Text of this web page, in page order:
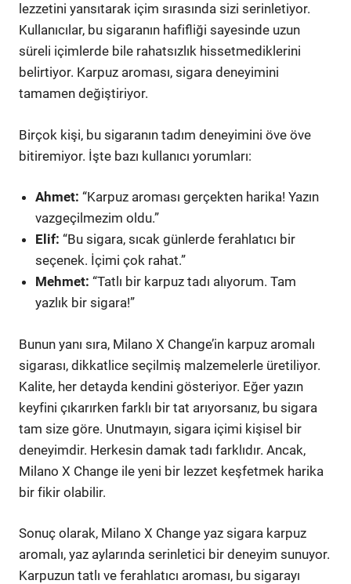
lezzetini yansıtarak içim sırasında sizi serinletiyor.
Kullanıcılar, bu sigaranın hafifliği sayesinde uzun
süreli içimlerde bile rahatsızlık hissetmediklerini
belirtiyor. Karpuz aroması, sigara deneyimini
tamamen değiştiriyor.
Birçok kişi, bu sigaranın tadım deneyimini öve öve
bitiremiyor. İşte bazı kullanıcı yorumları:
Ahmet: “Karpuz aroması gerçekten harika! Yazın
vazgeçilmezim oldu.”
Elif: “Bu sigara, sıcak günlerde ferahlatıcı bir
seçenek. İçimi çok rahat.”
Mehmet: “Tatlı bir karpuz tadı alıyorum. Tam
yazlık bir sigara!”
Bunun yanı sıra, Milano X Change’in karpuz aromalı
sigarası, dikkatlice seçilmiş malzemelerle üretiliyor.
Kalite, her detayda kendini gösteriyor. Eğer yazın
keyfini çıkarırken farklı bir tat arıyorsanız, bu sigara
tam size göre. Unutmayın, sigara içimi kişisel bir
deneyimdir. Herkesin damak tadı farklıdır. Ancak,
Milano X Change ile yeni bir lezzet keşfetmek harika
bir fikir olabilir.
Sonuç olarak, Milano X Change yaz sigara karpuz
aromalı, yaz aylarında serinletici bir deneyim sunuyor.
Karpuzun tatlı ve ferahlatıcı aroması, bu sigarayı